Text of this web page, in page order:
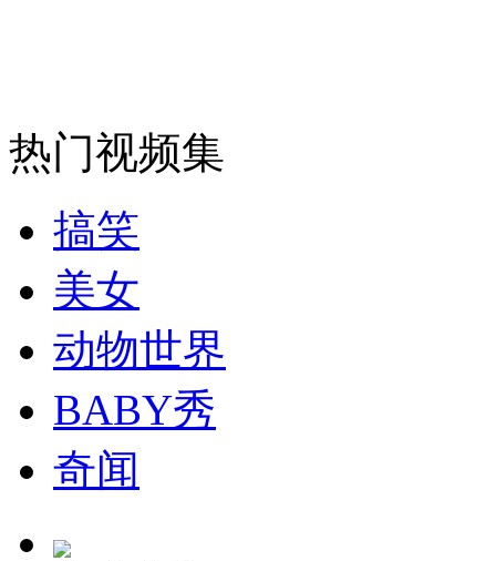
司机酒驾遇交警 急速倒车逃窜
热门视频集
搞笑
美女
动物世界
BABY秀
奇闻